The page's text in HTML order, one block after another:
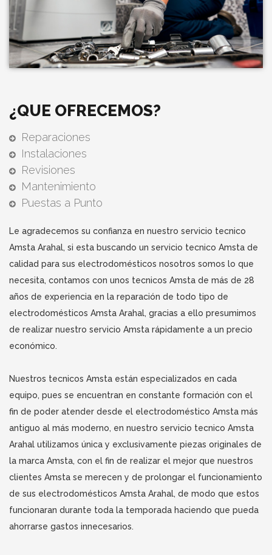
¿QUE OFRECEMOS?
Reparaciones
Instalaciones
Revisiones
Mantenimiento
Puestas a Punto
Le agradecemos su confianza en nuestro servicio tecnico
Amsta Arahal, si esta buscando un servicio tecnico Amsta de
calidad para sus electrodomésticos nosotros somos lo que
necesita, contamos con unos tecnicos Amsta de más de 28
años de experiencia en la reparación de todo tipo de
electrodomésticos Amsta Arahal, gracias a ello presumimos
de realizar nuestro servicio Amsta rápidamente a un precio
económico.
Nuestros tecnicos Amsta están especializados en cada
equipo, pues se encuentran en constante formación con el
fin de poder atender desde el electrodoméstico Amsta más
antiguo al más moderno, en nuestro servicio tecnico Amsta
Arahal utilizamos única y exclusivamente piezas originales de
la marca Amsta, con el fin de realizar el mejor que nuestros
clientes Amsta se merecen y de prolongar el funcionamiento
de sus electrodomésticos Amsta Arahal, de modo que estos
funcionaran durante toda la temporada haciendo que pueda
ahorrarse gastos innecesarios.